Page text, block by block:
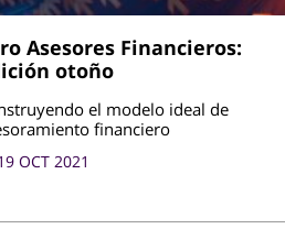
Asesores Financieros:
otoño
el modelo ideal de
financiero
OCT 2021